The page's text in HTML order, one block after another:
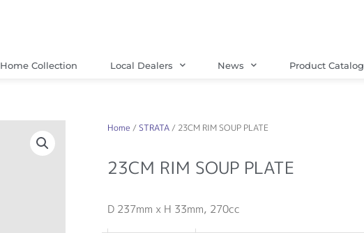
Home Collection Local Dealers News Product Catalog
Home /STRATA / 23CM RIM SOUP PLATE
23CM RIM SOUP PLATE
D 237mm x H 33mm, 270cc